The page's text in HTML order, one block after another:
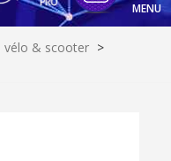
MENU
vélo & scooter >